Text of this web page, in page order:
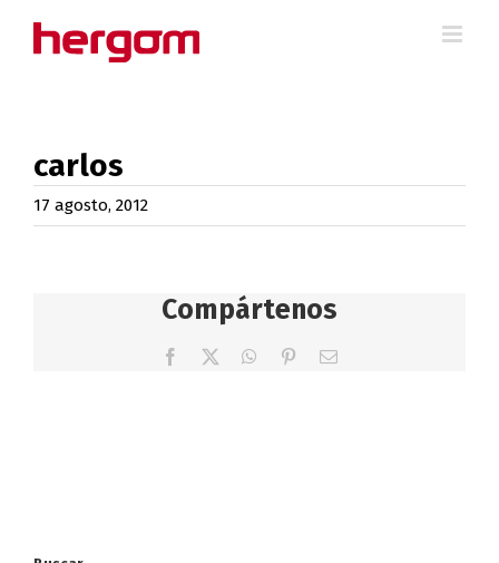
carlos
17 agosto, 2012
Compártenos
Facebook WhatsApp
PinterestCorreo